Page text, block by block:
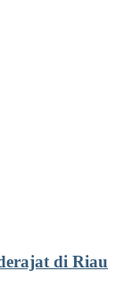
di Riau